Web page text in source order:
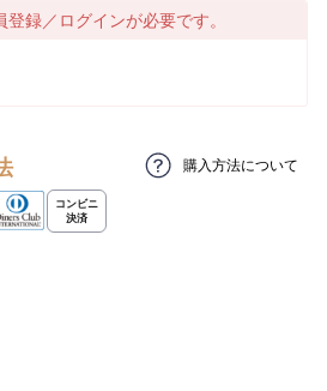
登録／ログインが必要です。
購入方法について